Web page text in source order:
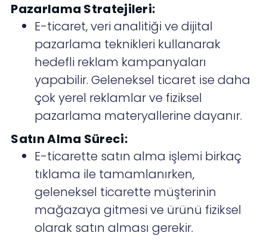
Pazarlama Stratejileri:
E-ticaret, veri analitiği ve dijital
pazarlama teknikleri kullanarak
hedefli reklam kampanyaları
yapabilir. Geleneksel ticaret ise daha
çok yerel reklamlar ve fiziksel
pazarlama materyallerine dayanır.
Satın Alma Süreci:
E-ticarette satın alma işlemi birkaç
tıklama ile tamamlanırken,
geleneksel ticarette müşterinin
mağazaya gitmesi ve ürünü fiziksel
olarak satın alması gerekir.